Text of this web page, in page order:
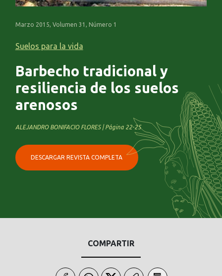
Marzo 2015, Volumen 31, Número 1
Suelos para la vida
Barbecho tradicional y
resiliencia de los suelos
arenosos
ALEJANDRO BONIFACIO FLORES | Página 22-25
DESCARGAR REVISTA COMPLETA
COMPARTIR